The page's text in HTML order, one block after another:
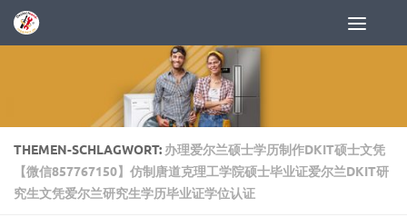
Zum Inhalt springen
THEMEN-SCHLAGWORT: 办理爱尔兰硕士学历制作DKIT硕士文凭
【微信857767150】仿制唐道克理工学院硕士毕业证爱尔兰DKIT研
究生文凭爱尔兰研究生学历毕业证学位认证